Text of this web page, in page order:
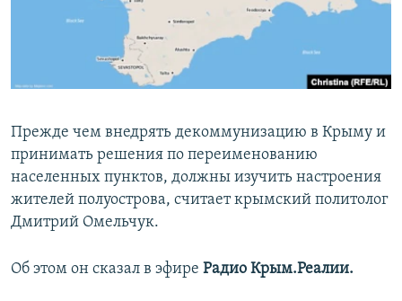
ПОБЕДИТЕЛЕЙ НЕ СУДЯТ?
КРЫМ.НЕПОКОРЕННЫЙ
ELIFBE
ПРИСОЕДИНЯЙТЕСЬ!
Все сайты RFE/RL
Прежде чем внедрять декоммунизацию в Крыму и
принимать решения по переименованию
населенных пунктов, должны изучить настроения
жителей полуострова, считает крымский политолог
Дмитрий Омельчук.
Об этом он сказал в эфире Радио Крым.Реалии.